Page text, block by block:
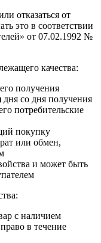
отказаться от
это в соответствии
от 07.02.1992 №
качества:
получения
со дня получения
потребительские
покупку
или обмен,
и может быть
с наличием
в течение